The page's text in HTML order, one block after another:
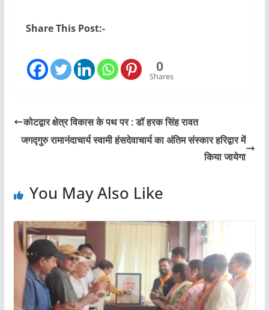
Share This Post:-
0
Shares
कोटद्वार क्षेत्र विकास के पथ पर : डॉ हरक सिंह रावत
जगद्गुरु रामानंदाचार्य स्वामी हंसदेवाचार्य का अंतिम संस्कार हरिद्वार में
किया जायेगा
You May Also Like